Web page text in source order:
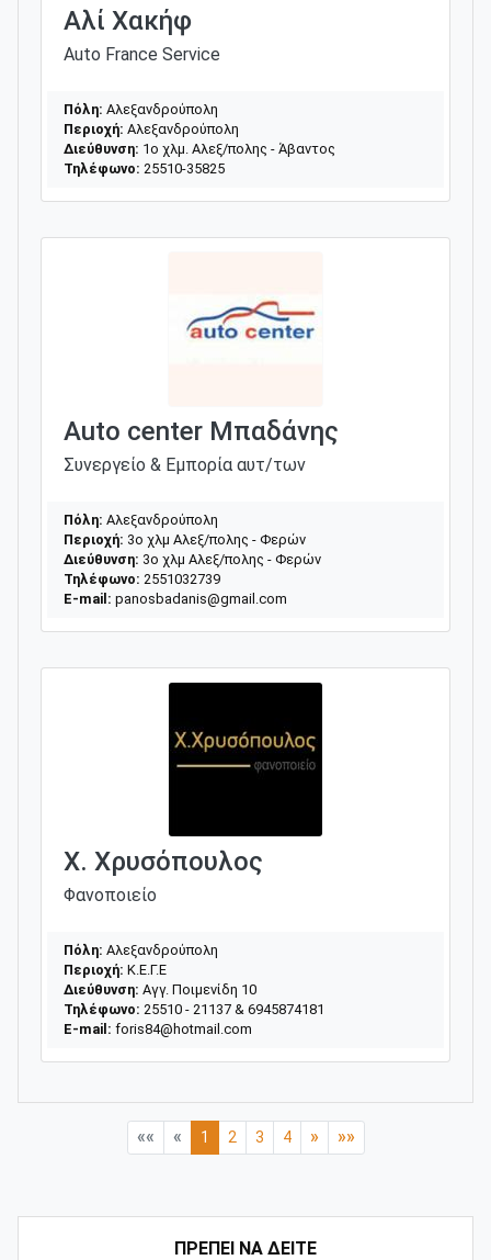
ΠΡΕΠΕΙ ΝΑ ΔΕΙΤΕ
Αλί Χακήφ
Auto France Service
Πόλη: Αλεξανδρούπολη
Περιοχή: Αλεξανδρούπολη
Διεύθυνση: 1o χλμ. Αλεξ/πολης - Άβαντος
Τηλέφωνο: 25510-35825
Auto center Μπαδάνης
Συνεργείο & Εμπορία αυτ/των
Πόλη: Αλεξανδρούπολη
Περιοχή: 3ο χλμ Αλεξ/πολης - Φερών
Διεύθυνση: 3ο χλμ Αλεξ/πολης - Φερών
Τηλέφωνο: 2551032739
E-mail: panosbadanis@gmail.com
Χ. Χρυσόπουλος
Φανοποιείο
Πόλη: Αλεξανδρούπολη
Περιοχή: Κ.Ε.Γ.Ε
Διεύθυνση: Αγγ. Ποιμενίδη 10
Τηλέφωνο: 25510 - 21137 & 6945874181
E-mail: foris84@hotmail.com
«« « 1 2 3 4 » »»